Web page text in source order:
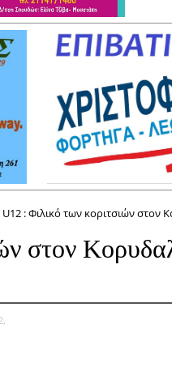
U12 : Φιλικό των κοριτσιών στον
στον